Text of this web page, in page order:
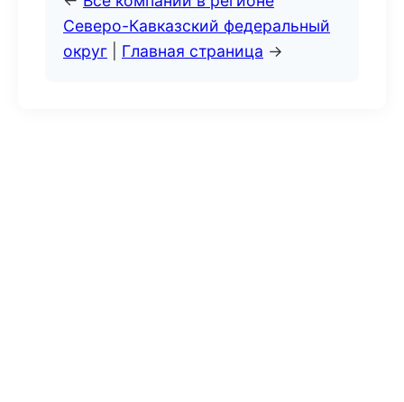
Северо-Кавказский федеральный
округ
Главная страница →